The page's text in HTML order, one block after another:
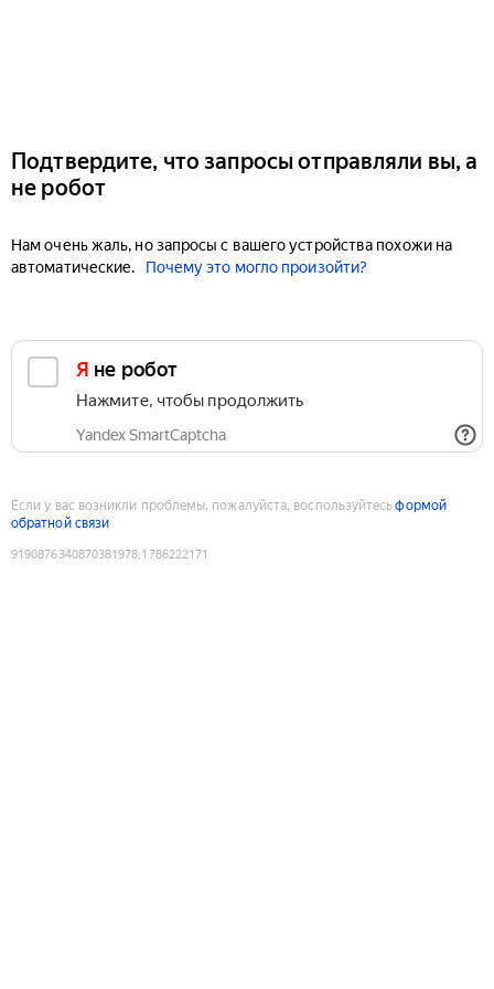
Подтвердите, что запросы отправляли вы, а
не робот
Нам очень жаль, но запросы с вашего устройства похожи на
автоматические.
Почему это могло произойти?
Я не робот
Нажмите, чтобы продолжить
Yandex SmartCaptcha
Если у вас возникли проблемы, пожалуйста, воспользуйтесьформой
обратной связи
9190876340870381978:1786222171